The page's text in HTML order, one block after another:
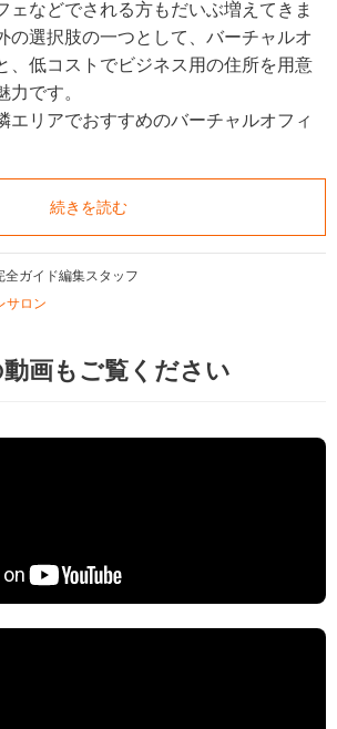
ェなどでされる方もだいぶ増えてきま
の選択肢の一つとして、バーチャルオ
、低コストでビジネス用の住所を用意
力です。
エリアでおすすめのバーチャルオフィ
続きを読む
ガイド編集スタッフ
サロン
画もご覧ください